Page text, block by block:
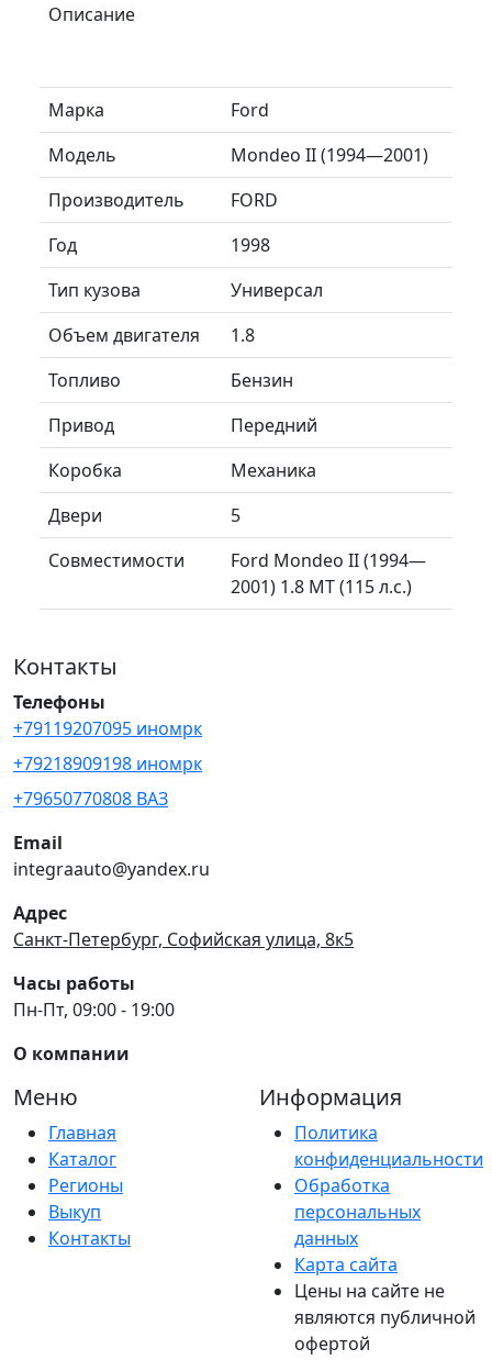
Описание
Марка
Ford
Модель
Mondeo II (1994—2001)
Производитель
FORD
Год
1998
Тип кузова
Универсал
Объем двигателя
1.8
Топливо
Бензин
Привод
Передний
Коробка
Механика
Двери
5
Совместимости
Ford Mondeo II (1994—
2001) 1.8 MT (115 л.с.)
Контакты
Телефоны
+79119207095 иномрк
+79218909198 иномрк
+79650770808 ВАЗ
Email
integraauto@yandex.ru
Адрес
Санкт-Петербург, Софийская улица, 8к5
Часы работы
Пн-Пт, 09:00 - 19:00
О компании
Меню
Главная
Каталог
Регионы
Выкуп
Контакты
Информация
Политика
конфиденциальности
Обработка
персональных
данных
Карта сайта
Цены на сайте не
являются публичной
офертой